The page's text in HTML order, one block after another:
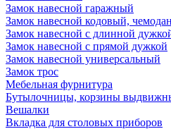
Замок навесной гаражный
Замок навесной кодовый,
Замок навесной с длинной
Замок навесной с прямой дужкой
Замок навесной универсальный
Замок трос
Мебельная фурнитура
Бутылочницы, корзины
Вешалки
Вкладка для столовых приборов